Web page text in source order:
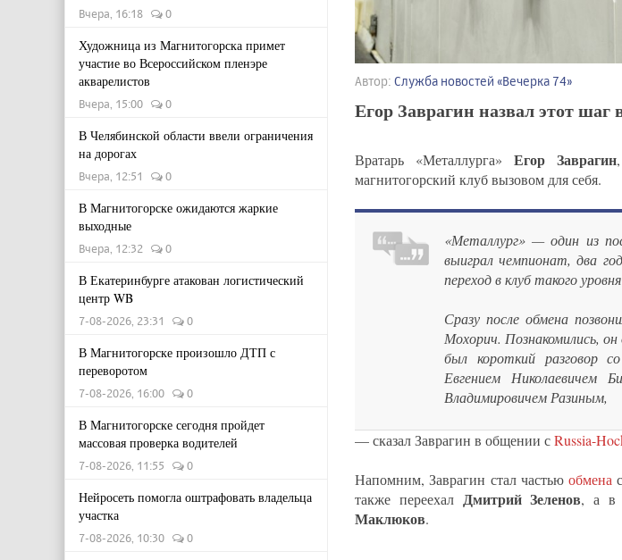
Вчера, 16:18 0
Художница из Магнитогорска примет
участие во Всероссийском пленэре
акварелистов
Вчера, 15:00 0
В Челябинской области ввели ограничения
на дорогах
Вчера, 12:51 0
В Магнитогорске ожидаются жаркие
выходные
Вчера, 12:32 0
В Екатеринбурге атакован логистический
центр WB
7-08-2026, 23:31 0
В Магнитогорске произошло ДТП с
переворотом
7-08-2026, 16:00 0
В Магнитогорске сегодня пройдет
массовая проверка водителей
7-08-2026, 11:55 0
Нейросеть помогла оштрафовать владельца
участка
7-08-2026, 10:30 0
Автор: Служба новостей «Вечерка 74»
Егор Заврагин назвал этот шаг
Вратарь «Металлурга»Егор Заврагин
магнитогорский клуб вызовом для себя.
«Металлург» — один из
выиграл чемпионат, два
переход в клуб такого
Сразу после обмена
Мохорич. Познакомились,
был короткий разговор
Евгением Николаевичем
Владимировичем Разиным,
— сказал Заврагин в общении сRussia-
Напомним, Заврагин стал частью обмена
также переехал Дмитрий Зеленов, а в
Маклюков.